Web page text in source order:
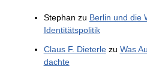
Stephan zu Berlin und die
Identitätspolitik
Claus F. Dieterlezu Was
dachte